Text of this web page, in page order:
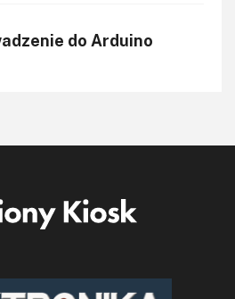
do Arduino